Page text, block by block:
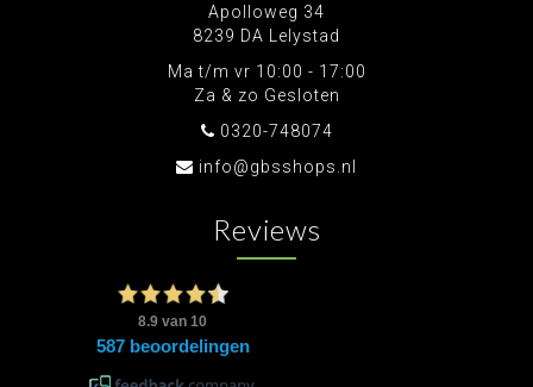
Apolloweg 34
8239 DA Lelystad
Ma t/m vr 10:00 - 17:00
Za & zo Gesloten
0320-748074
info@gbsshops.nl
Reviews